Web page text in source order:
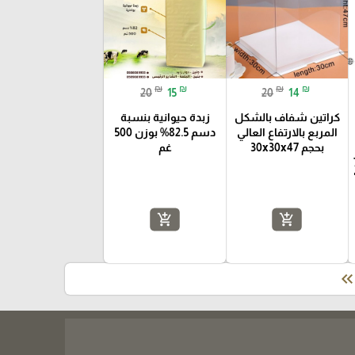
7
20 ₪ 14 ₪
كراتين شفاف بالشكل
المربع بالارتفاع العالي
بحجم 30x30x47
add_shopping_cart
20 ₪ 15 ₪
زبدة حيوانية بنسبة
دسم 82.5% بوزن 500
غم
add_shopping_cart
keyboard_double_arrow_left